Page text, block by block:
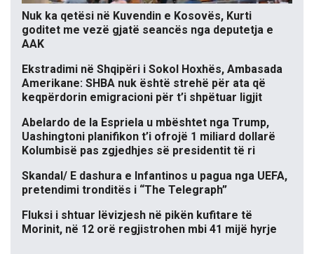
Nuk ka qetësi në Kuvendin e Kosovës, Kurti
goditet me vezë gjatë seancës nga deputetja e
AAK
Ekstradimi në Shqipëri i Sokol Hoxhës, Ambasada
Amerikane: SHBA nuk është strehë për ata që
keqpërdorin emigracioni për t’i shpëtuar ligjit
Abelardo de la Espriela u mbështet nga Trump,
Uashingtoni planifikon t’i ofrojë 1 miliard dollarë
Kolumbisë pas zgjedhjes së presidentit të ri
Skandal/ E dashura e Infantinos u pagua nga UEFA,
pretendimi tronditës i “The Telegraph”
Fluksi i shtuar lëvizjesh në pikën kufitare të
Morinit, në 12 orë regjistrohen mbi 41 mijë hyrje